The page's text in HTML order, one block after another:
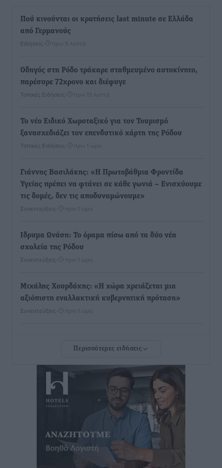
Πού κινούνται οι κρατήσεις last minute σε Ελλάδα
από Γερμανούς
Ειδήσεις πριν 5 λεπτά
Οδηγός στη Ρόδο τράκαρε σταθμευμένο αυτοκίνητο,
παρέσυρε 72χρονο και διέφυγε
Τοπικές Ειδήσεις πριν 13 λεπτά
Το νέο Ειδικό Χωροταξικό για τον Τουρισμό
ξανασχεδιάζει τον επενδυτικό χάρτη της Ρόδου
Τοπικές Ειδήσεις πριν 1 ώρα
Γιάννης Βασιλάκης: «Η Πρωτοβάθμια Φροντίδα
Υγείας πρέπει να φτάνει σε κάθε γωνιά – Ενισχύουμε
τις δομές, δεν τις αποδυναμώνουμε»
Συνεντεύξεις πριν 1 ώρα
Ιδρυμα Ωνάση: Το όραμα πίσω από τα δύο νέα
σχολεία της Ρόδου
Συνεντεύξεις πριν 1 ώρα
Μιχάλης Χουρδάκης: «Η χώρα χρειάζεται μια
αξιόπιστη εναλλακτική κυβερνητική πρόταση»
Συνεντεύξεις πριν 1 ώρα
είναι ο μήνας της Παναγίας και η Θεία Λειτουργία η
Συνεντεύξεις πριν 1 ώρα
Πρέσβης της Βραζιλίας: «Η Ελλάδα και η Βραζιλία
έχουν τεράστιες ευκαιρίες συνεργασίας – Η Ρόδος
μπορεί να διαδραματίσει σημαντικό ρόλο»
Συνεντεύξεις• πριν 1 ώρα
Τσαμπίκα Διαμαντή: Η Ρόδος δεν μπορεί να σχεδιάζει
Περισσότερες ειδήσεις